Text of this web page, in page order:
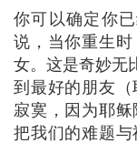
你可以确定你
说，当你重生
女。这是奇妙无
到最好的朋友
寂寞，因为耶
把我们的难题